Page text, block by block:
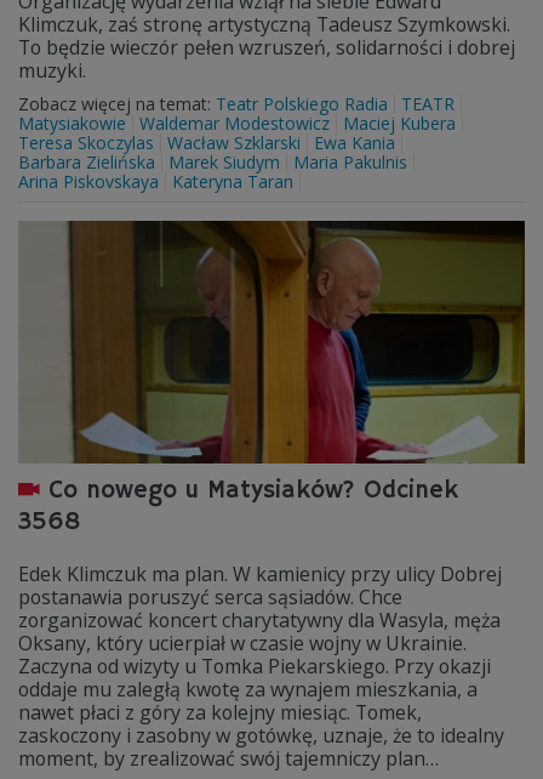
Klimczuk, zaś stronę artystyczną Tadeusz Szymkowski.
To będzie wieczór pełen wzruszeń, solidarności i dobrej
muzyki.
Zobacz więcej na temat: Teatr Polskiego Radia
TEATR
Matysiakowie
Waldemar Modestowicz
Maciej Kubera
Teresa Skoczylas
Wacław Szklarski
Ewa Kania
Barbara Zielińska
Marek Siudym
Maria Pakulnis
Arina Piskovskaya
Kateryna Taran
Co nowego u Matysiaków? Odcinek
3568
Edek Klimczuk ma plan. W kamienicy przy ulicy Dobrej
postanawia poruszyć serca sąsiadów. Chce
zorganizować koncert charytatywny dla Wasyla, męża
Oksany, który ucierpiał w czasie wojny w Ukrainie.
Zaczyna od wizyty u Tomka Piekarskiego. Przy okazji
oddaje mu zaległą kwotę za wynajem mieszkania, a
nawet płaci z góry za kolejny miesiąc. Tomek,
zaskoczony i zasobny w gotówkę, uznaje, że to idealny
moment, by zrealizować swój tajemniczy plan…